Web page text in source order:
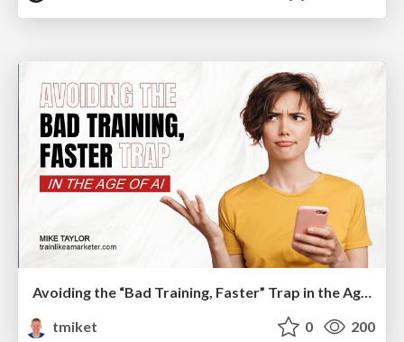
Avoiding the “Bad Training, Faster” Trap in the Age of AI
tmiket
0 200